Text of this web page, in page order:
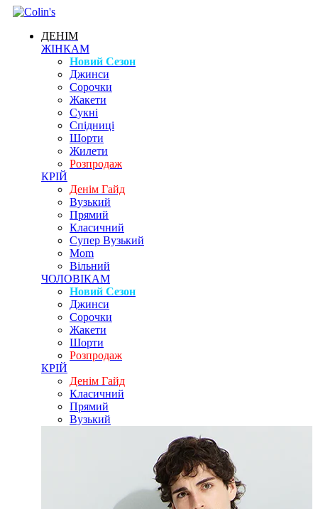
ДЕНІМ
ЖІНКАМ
Новий Сезон
Джинси
Сорочки
Жакети
Сукні
Спідниці
Шорти
Жилети
Розпродаж
КРІЙ
Денім Гайд
Вузький
Прямий
Класичний
Супер Вузький
Mom
Вільний
ЧОЛОВІКАМ
Новий Сезон
Джинси
Сорочки
Жакети
Шорти
Розпродаж
КРІЙ
Денім Гайд
Класичний
Прямий
Вузький